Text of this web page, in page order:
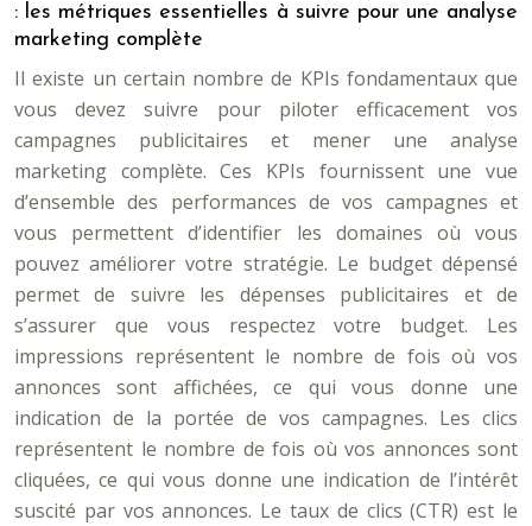
: les métriques essentielles à suivre pour une analyse
marketing complète
Il existe un certain nombre de KPIs fondamentaux que
vous devez suivre pour piloter efficacement vos
campagnes publicitaires et mener une analyse
marketing complète. Ces KPIs fournissent une vue
d’ensemble des performances de vos campagnes et
vous permettent d’identifier les domaines où vous
pouvez améliorer votre stratégie. Le budget dépensé
permet de suivre les dépenses publicitaires et de
s’assurer que vous respectez votre budget. Les
impressions représentent le nombre de fois où vos
annonces sont affichées, ce qui vous donne une
indication de la portée de vos campagnes. Les clics
représentent le nombre de fois où vos annonces sont
cliquées, ce qui vous donne une indication de l’intérêt
suscité par vos annonces. Le taux de clics (CTR) est le